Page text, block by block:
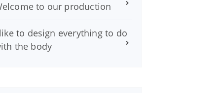
to our production
to design everything to do
the body